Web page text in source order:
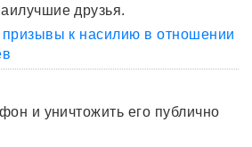
друзья.
призывы к насилию в отношении
и уничтожить его публично